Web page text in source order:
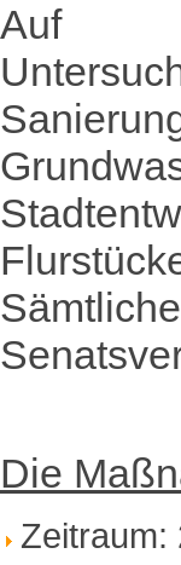
Auf
Die
Zeitraum: